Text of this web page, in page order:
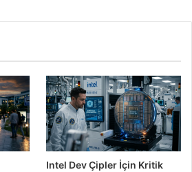
Intel Dev Çipler İçin Kritik